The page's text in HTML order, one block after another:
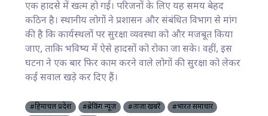
एक हादसे में खत्म हो गई। परिजनों के लिए यह समय बेहद
कठिन है। स्थानीय लोगों ने प्रशासन और संबंधित विभाग से मांग
की है कि कार्यस्थलों पर सुरक्षा व्यवस्था को और मजबूत किया
जाए, ताकि भविष्य में ऐसे हादसों को रोका जा सके। वहीं, इस
घटना ने एक बार फिर काम करने वाले लोगों की सुरक्षा को लेकर
कई सवाल खड़े कर दिए हैं।
#हिमाचल प्रदेश #ब्रेकिंग न्यूज़ #ताज़ा खबरें
#भारत समाचार